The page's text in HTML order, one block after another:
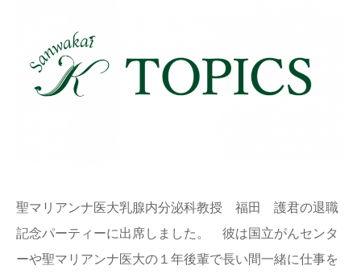
聖マリアンナ医大乳腺内分泌科教授 福田 護君の退職
記念パーティーに出席しました。 彼は国立がんセンタ
ーや聖マリアンナ医大の１年後輩で長い間一緒に仕事を
TOPICS
アクセス